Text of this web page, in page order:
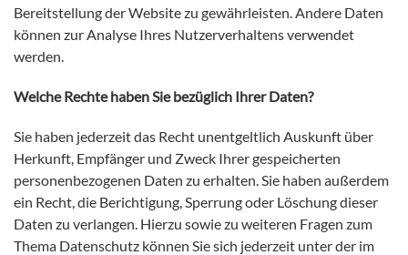
Bereitstellung der Website zu gewährleisten. Andere Daten
können zur Analyse Ihres Nutzerverhaltens verwendet
werden.
Welche Rechte haben Sie bezüglich Ihrer Daten?
Sie haben jederzeit das Recht unentgeltlich Auskunft über
Herkunft, Empfänger und Zweck Ihrer gespeicherten
personenbezogenen Daten zu erhalten. Sie haben außerdem
ein Recht, die Berichtigung, Sperrung oder Löschung dieser
Daten zu verlangen. Hierzu sowie zu weiteren Fragen zum
Thema Datenschutz können Sie sich jederzeit unter der im